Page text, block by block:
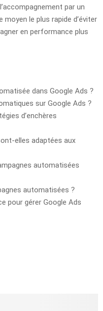
par un
le plus rapide d’éviter
en performance plus
dans Google Ads ?
sur Google Ads ?
d’enchères
elles adaptées aux
automatisées
automatisées ?
pour gérer Google Ads